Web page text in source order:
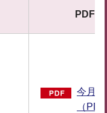
PDF
今月
（